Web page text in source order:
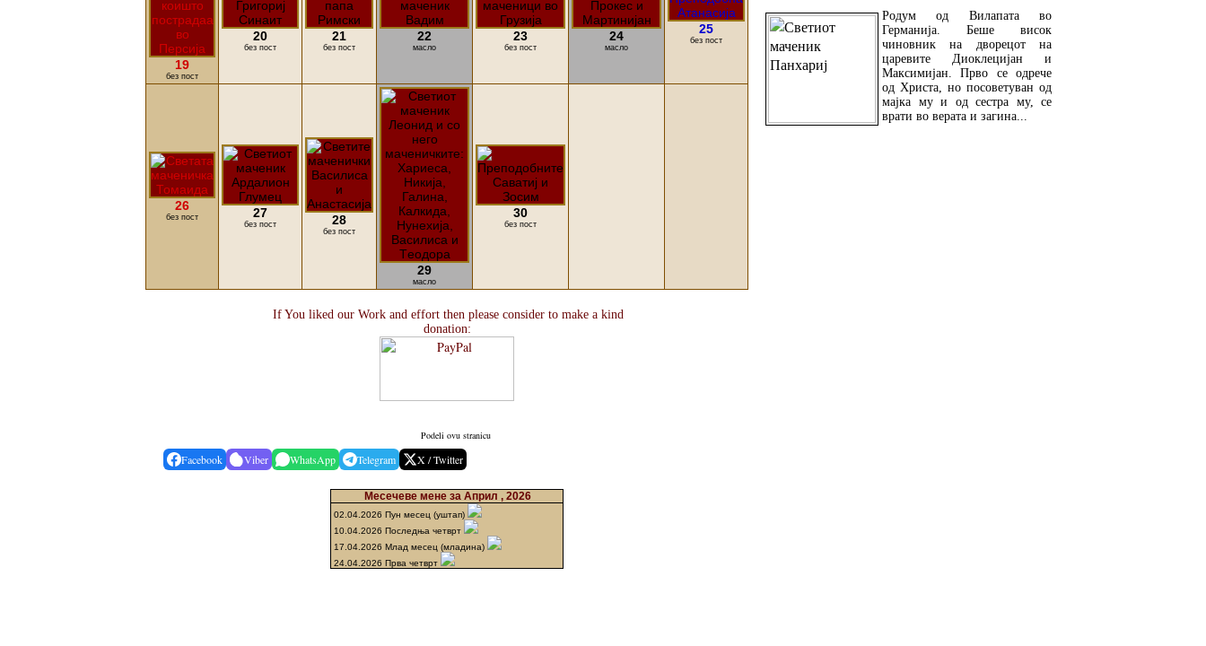
Родум од Вилапата во
Германија. Беше висок
чиновник на дворецот на
царевите Диоклецијан и
Максимијан. Прво се одрече
од Христа, но посоветуван од
мајка му и од сестра му, се
врати во верата и загина...
19
без пост
20
без пост
21
без пост
22
масло
23
без пост
24
масло
25
без пост
26
без пост 27
без пост 28
без пост
29
масло
30
без пост
If You liked our Work and effort then please consider to make a kind
donation:
Podeli ovu stranicu
Facebook Viber WhatsApp Telegram X / Twitter
Месечеве мене за Април , 2026
02.04.2026 Пун месец (уштап)
10.04.2026 Последња четврт
17.04.2026 Млад месец (младина)
24.04.2026 Прва четврт